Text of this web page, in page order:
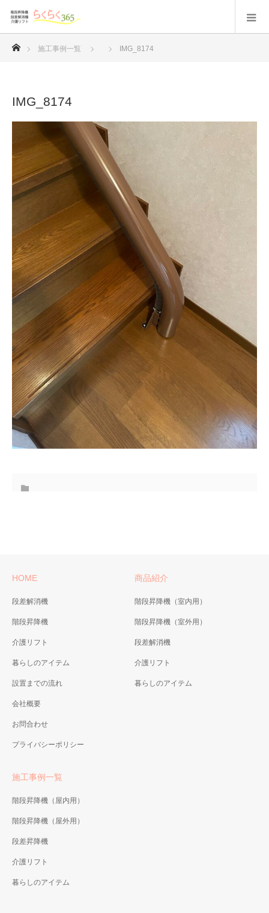
ホーム
施工事例一覧 IMG_8174
IMG_8174
HOME
段差解消機
階段昇降機
介護リフト
暮らしのアイテム
設置までの流れ
会社概要
お問合わせ
プライバシーポリシー
商品紹介
階段昇降機（室内用）
階段昇降機（室外用）
段差解消機
介護リフト
暮らしのアイテム
施工事例一覧
階段昇降機（屋内用）
階段昇降機（屋外用）
段差昇降機
介護リフト
暮らしのアイテム